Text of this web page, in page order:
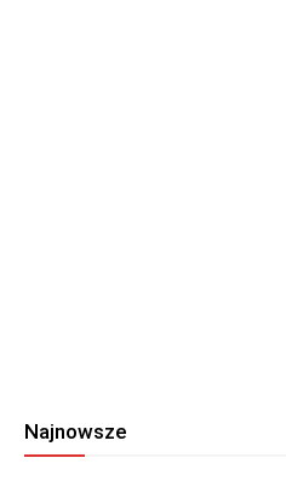
Najnowsze